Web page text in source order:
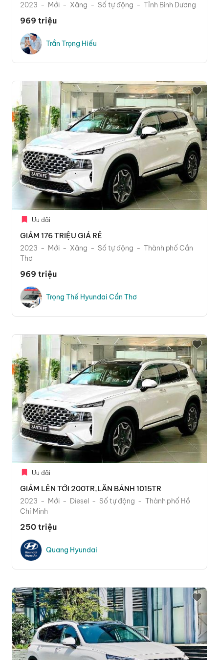
2023 Mới Xăng Số tự động Tỉnh Bình Dương
969 triệu
Trần Trọng Hiếu
Ưu đãi
GIẢM 176 TRIỆU GIÁ RẺ
2023 Mới Xăng Số tự động
Thành phố Cần
Thơ
969 triệu
Trọng Thế Hyundai Cần Thơ
Ưu đãi
GIẢM LÊN TỚI 200TR,LĂN BÁNH 1015TR
2023 Mới Diesel Số tự động
Thành phố Hồ
Chí Minh
250 triệu
Quang Hyundai